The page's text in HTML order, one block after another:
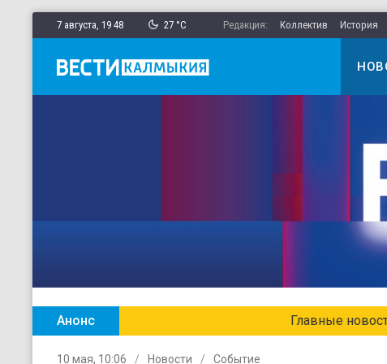
7 августа, 19 48 27 °C Редакция: Коллектив История
Анонс Главные новости Калмыкии в
10 мая, 10:06 Новости Событие